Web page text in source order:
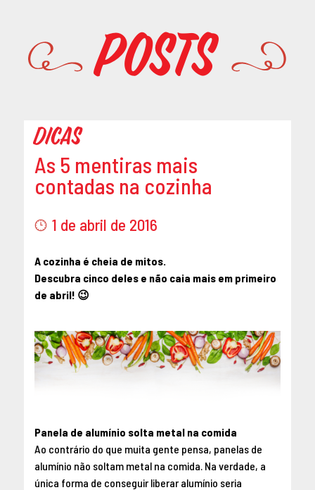
Posts
Dicas
As 5 mentiras mais
contadas na cozinha
1 de abril de 2016
A cozinha é cheia de mitos.
Descubra cinco deles e não caia mais em primeiro
de abril! 😉
Panela de alumínio solta metal na comida
Ao contrário do que muita gente pensa, panelas de
alumínio não soltam metal na comida. Na verdade, a
única forma de conseguir liberar alumínio seria